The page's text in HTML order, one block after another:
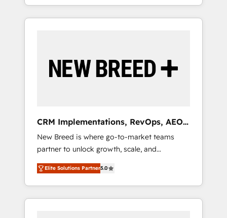
HubSpotアワード受賞・HUGリーダー ✓
AI活用に関するご相談、現状整理の壁打ちな
ど、構想段階からお気軽にお問い合わせくださ
Five-Star Reviews
divisions Globalia (AI & Software) and Point
Success Media (Paid Media), making this the
by Globalia’s technical development team. -
19 HubSpot-certified trainers to drive
deployment of Breeze AI and custom agents
to automate growth. 🏆 Elite Excellence - 8
platform accreditations and deep HIPAA-
compliance expertise. - A team of 250+
experts dedicated to your resilient growth.
CRM Implementations, RevOps, AEO
+ Web, Demand Gen
New Breed is where go-to-market teams
partner to unlock growth, scale, and
transformation. We help companies activate
HubSpot’s AI-powered customer platform
and operationalize HubSpot’s Loop
Marketing framework through expert-led
Elite Solutions Partner5.0